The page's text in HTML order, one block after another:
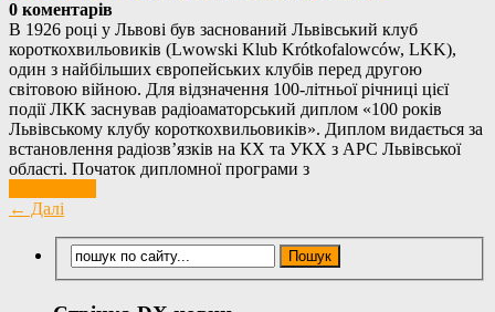
0 коментарів
В 1926 році у Львові був заснований Львівський клуб
короткохвильовиків (Lwowski Klub Krótkofalowców, LKK),
один з найбільших європейських клубів перед другою
світовою війною. Для відзначення 100-літньої річниці цієї
події ЛКК заснував радіоаматорський диплом «100 років
Львівському клубу короткохвильовиків». Диплом видається за
встановлення радіозв’язків на КХ та УКХ з АРС Львівської
області. Початок дипломної програми з
← Далі